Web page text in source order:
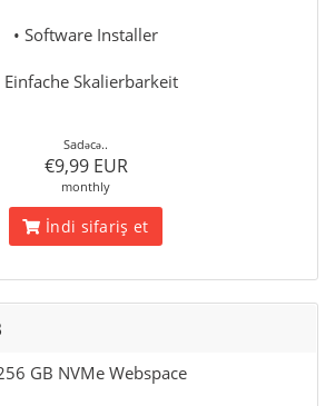
• Software Installer
Einfache Skalierbarkeit
Sadəcə..
€9,99 EUR
monthly
İndi sifariş et
GB NVMe Webspace